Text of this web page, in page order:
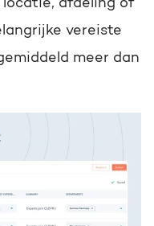
afdeling of
vereiste
meer dan